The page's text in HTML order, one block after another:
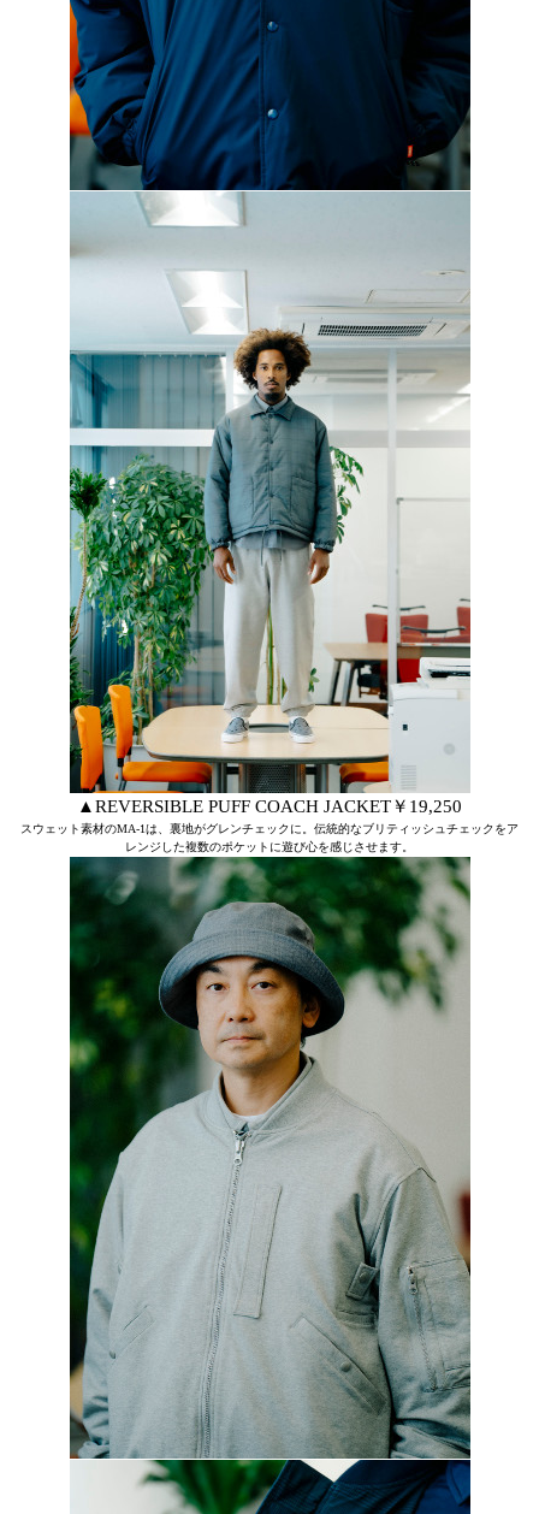
▲REVERSIBLE PUFF COACH JACKET￥19,250
スウェット素材のMA-1は、裏地がグレンチェックに。伝統的なブリティッシュチェックをア
レンジした複数のポケットに遊び心を感じさせます。